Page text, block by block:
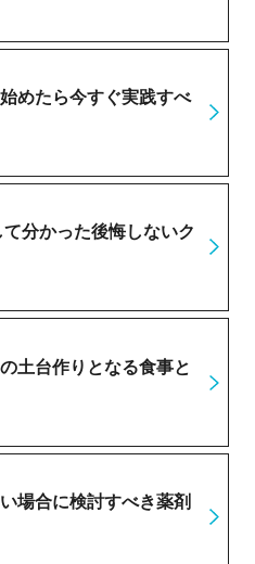
めたら今すぐ実践すべ
分かった後悔しないク
土台作りとなる食事と
場合に検討すべき薬剤